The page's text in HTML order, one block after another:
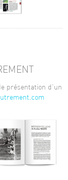
présentation d’un